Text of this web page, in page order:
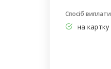
Спосіб виплати
на картку